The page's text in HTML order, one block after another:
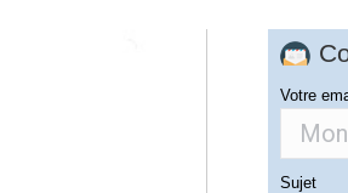
Votre
Sujet